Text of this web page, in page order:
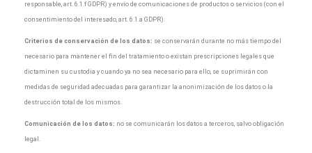
responsable, art. 6.1.f GDPR) y envío de comunicaciones de productos o servicios (con el
consentimiento del interesado, art. 6.1.a GDPR).
Criterios de conservación de los datos: se conservarán durante no más tiempo del
necesario para mantener el fin del tratamiento o existan prescripciones legales que
dictaminen su custodia y cuando ya no sea necesario para ello, se suprimirán con
medidas de seguridad adecuadas para garantizar la anonimización de los datos o la
destrucción total de los mismos.
Comunicación de los datos: no se comunicarán los datos a terceros, salvo obligación
legal.